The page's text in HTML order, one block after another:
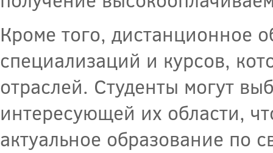
Кроме того, дистанционное
специализаций и курсов,
отраслей. Студенты могут
интересующей их области,
актуальное образование по